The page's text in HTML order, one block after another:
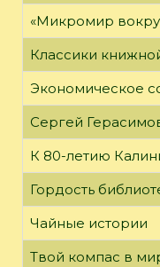
«Микромир
Классики
Экономическое
Сергей
К 80-летию
Гордость
Чайные истории
Твой компас в